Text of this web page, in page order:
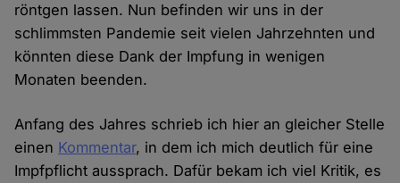
röntgen lassen. Nun befinden wir uns in der
schlimmsten Pandemie seit vielen Jahrzehnten und
könnten diese Dank der Impfung in wenigen
Monaten beenden.
Anfang des Jahres schrieb ich hier an gleicher Stelle
einen Kommentar, in dem ich mich deutlich für eine
Impfpflicht aussprach. Dafür bekam ich viel Kritik, es